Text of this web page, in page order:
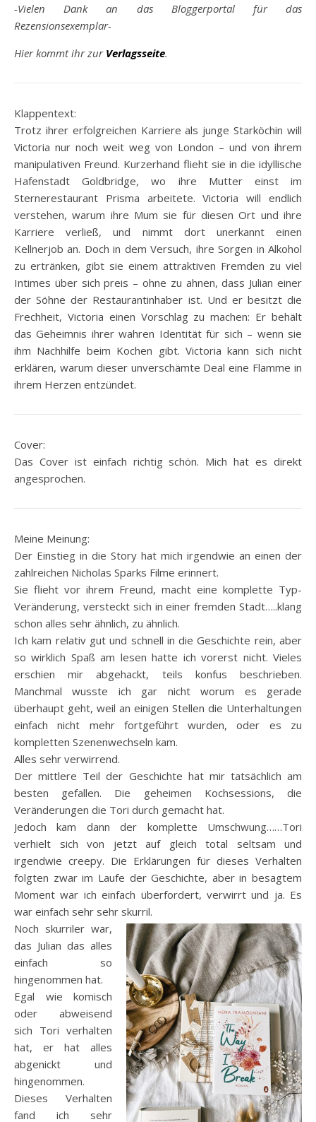
-Vielen Dank an das Bloggerportal für das
Rezensionsexemplar-
Hier kommt ihr zur Verlagsseite.
Klappentext:
Trotz ihrer erfolgreichen Karriere als junge Starköchin will
Victoria nur noch weit weg von London – und von ihrem
manipulativen Freund. Kurzerhand flieht sie in die idyllische
Hafenstadt Goldbridge, wo ihre Mutter einst im
Sternerestaurant Prisma arbeitete. Victoria will endlich
verstehen, warum ihre Mum sie für diesen Ort und ihre
Karriere verließ, und nimmt dort unerkannt einen
Kellnerjob an. Doch in dem Versuch, ihre Sorgen in Alkohol
zu ertränken, gibt sie einem attraktiven Fremden zu viel
Intimes über sich preis – ohne zu ahnen, dass Julian einer
der Söhne der Restaurantinhaber ist. Und er besitzt die
Frechheit, Victoria einen Vorschlag zu machen: Er behält
das Geheimnis ihrer wahren Identität für sich – wenn sie
ihm Nachhilfe beim Kochen gibt. Victoria kann sich nicht
erklären, warum dieser unverschämte Deal eine Flamme in
ihrem Herzen entzündet.
Cover:
Das Cover ist einfach richtig schön. Mich hat es direkt
angesprochen.
Meine Meinung:
Der Einstieg in die Story hat mich irgendwie an einen der
zahlreichen Nicholas Sparks Filme erinnert.
Sie flieht vor ihrem Freund, macht eine komplette Typ-
Veränderung, versteckt sich in einer fremden Stadt…..klang
schon alles sehr ähnlich, zu ähnlich.
Ich kam relativ gut und schnell in die Geschichte rein, aber
so wirklich Spaß am lesen hatte ich vorerst nicht. Vieles
erschien mir abgehackt, teils konfus beschrieben.
Manchmal wusste ich gar nicht worum es gerade
überhaupt geht, weil an einigen Stellen die Unterhaltungen
einfach nicht mehr fortgeführt wurden, oder es zu
kompletten Szenenwechseln kam.
Alles sehr verwirrend.
Der mittlere Teil der Geschichte hat mir tatsächlich am
besten gefallen. Die geheimen Kochsessions, die
Veränderungen die Tori durch gemacht hat.
Jedoch kam dann der komplette Umschwung……Tori
verhielt sich von jetzt auf gleich total seltsam und
irgendwie creepy. Die Erklärungen für dieses Verhalten
folgten zwar im Laufe der Geschichte, aber in besagtem
Moment war ich einfach überfordert, verwirrt und ja. Es
war einfach sehr sehr skurril.
Noch skurriler war,
das Julian das alles
einfach so
hingenommen hat.
Egal wie komisch
oder abweisend
sich Tori verhalten
hat, er hat alles
abgenickt und
hingenommen.
Dieses Verhalten
fand ich sehr